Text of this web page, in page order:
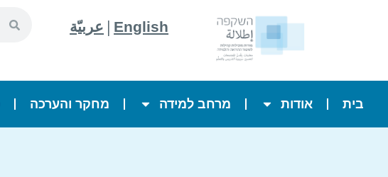
English
| عربيّة
בית אודות מרחב למידה מחקר והערכה